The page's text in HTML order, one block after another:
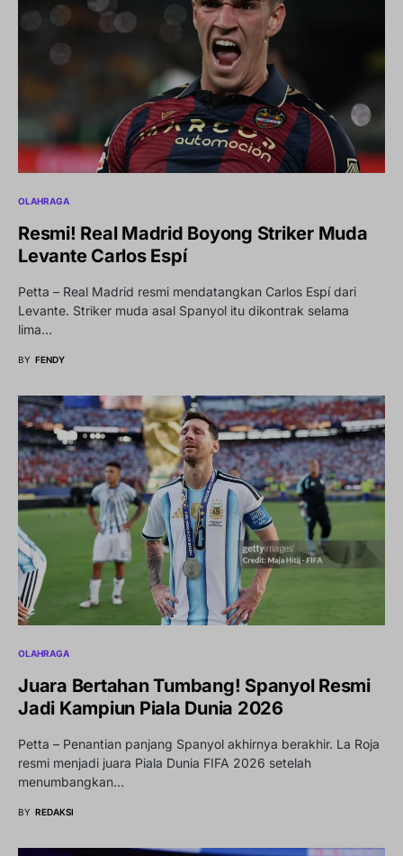
OLAHRAGA
Resmi! Real Madrid Boyong Striker Muda
Levante Carlos Espí
Petta – Real Madrid resmi mendatangkan Carlos Espí dari
Levante. Striker muda asal Spanyol itu dikontrak selama
lima…
BY FENDY
OLAHRAGA
Juara Bertahan Tumbang! Spanyol Resmi
Jadi Kampiun Piala Dunia 2026
Petta – Penantian panjang Spanyol akhirnya berakhir. La Roja
resmi menjadi juara Piala Dunia FIFA 2026 setelah
menumbangkan…
BY REDAKSI